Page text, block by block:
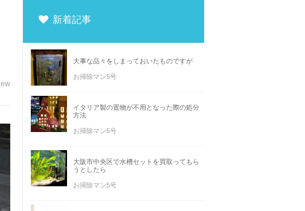
新着記事
大事な品々をしまっておいたものですが
お掃除マン5号
イタリア製の置物が不用となった際の処分
方法
お掃除マン5号
大阪市中央区で水槽セットを買取ってもら
うとしたら
お掃除マン5号